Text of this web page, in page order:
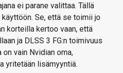
ei parane valittaa. Tällä
käyttöön. Se, että se toimii jo
korteilla kertoo vaan, että
ja DLSS 3 FG:n toimivuus
vain Nvidian oma,
yritetään lisämyyntiä.